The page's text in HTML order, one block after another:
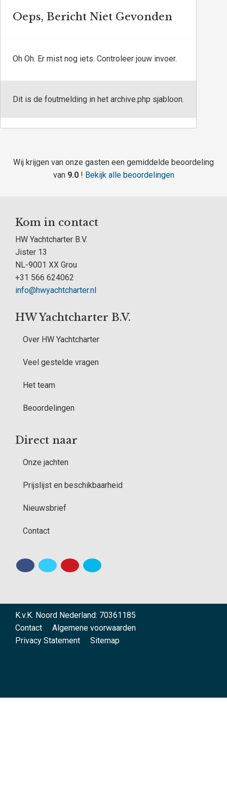
Oeps, Bericht Niet Gevonden
Oh Oh. Er mist nog iets. Controleer jouw invoer.
Dit is de foutmelding in het archive.php sjabloon.
Wij krijgen van onze gasten een gemiddelde beoordeling
van 9.0 ! Bekijk alle beoordelingen
Kom in contact
HW Yachtcharter B.V.
Jister 13
NL-9001 XX Grou
+31 566 624062
info@hwyachtcharter.nl
HW Yachtcharter B.V.
Over HW Yachtcharter
Veel gestelde vragen
Het team
Beoordelingen
Direct naar
Onze jachten
Prijslijst en beschikbaarheid
Nieuwsbrief
Contact
K.v.K. Noord Nederland: 70361185
Contact
Algemene voorwaarden
Privacy Statement
Sitemap